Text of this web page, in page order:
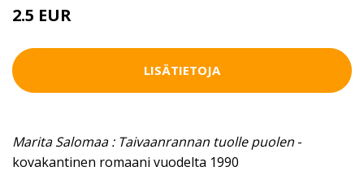
2.5 EUR
LISÄTIETOJA
Marita Salomaa : Taivaanrannan tuolle puolen -
kovakantinen romaani vuodelta 1990